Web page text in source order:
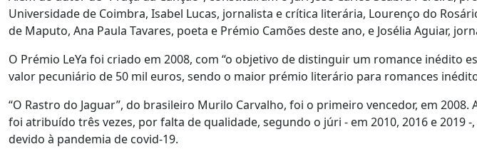
Universidade de Coimbra, Isabel Lucas, jornalista e crítica literária, Lourenço do
de Maputo, Ana Paula Tavares, poeta e Prémio Camões deste ano, e Josélia Aguiar,
O Prémio LeYa foi criado em 2008, com “o objetivo de distinguir um romance inédito
valor pecuniário de 50 mil euros, sendo o maior prémio literário para romances
“O Rastro do Jaguar”, do brasileiro Murilo Carvalho, foi o primeiro vencedor, em 2008.
foi atribuído três vezes, por falta de qualidade, segundo o júri - em 2010, 2016 e 2019
devido à pandemia de covid-19.